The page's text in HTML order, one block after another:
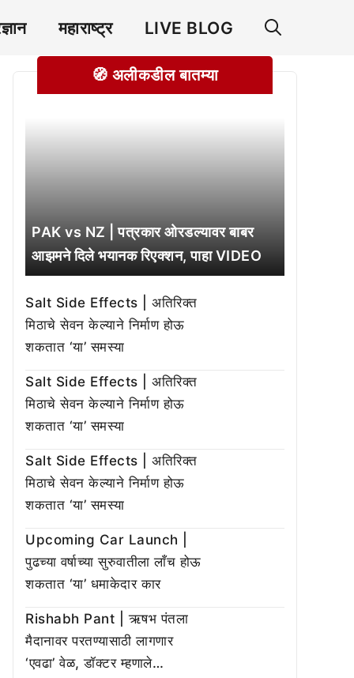
महाराष्ट्र LIVE BLOG
🧭 अलीकडील बातम्या
PAK vs NZ | पत्रकार ओरडल्यावर बाबर
आझमने दिले भयानक रिएक्शन, पाहा VIDEO
Salt Side Effects | अतिरिक्त
मिठाचे सेवन केल्याने निर्माण होऊ
शकतात ‘या’ समस्या
Salt Side Effects | अतिरिक्त
मिठाचे सेवन केल्याने निर्माण होऊ
शकतात ‘या’ समस्या
Salt Side Effects | अतिरिक्त
मिठाचे सेवन केल्याने निर्माण होऊ
शकतात ‘या’ समस्या
Upcoming Car Launch |
पुढच्या वर्षाच्या सुरुवातीला लाँच होऊ
शकतात ‘या’ धमाकेदार कार
Rishabh Pant | ऋषभ पंतला
मैदानावर परतण्यासाठी लागणार
‘एवढा’ वेळ, डॉक्टर म्हणाले…